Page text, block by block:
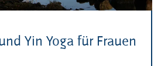
Yin Yoga für Frauen